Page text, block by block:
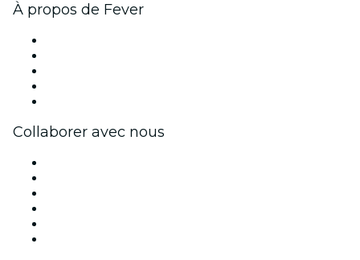
À propos de Fever
Collaborer avec nous